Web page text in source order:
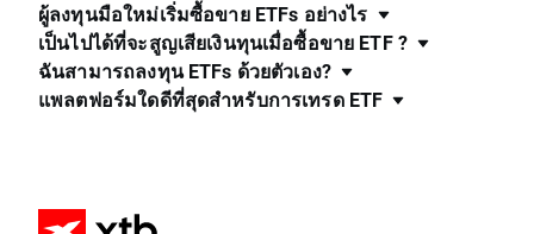
ผู้ลงทุนมือใหม่เริ่มซื้อขาย ETFs อย่างไร
เป็นไปได้ที่จะสูญเสียเงินทุนเมื่อซื้อขาย ETF ?
ฉันสามารถลงทุน ETFs ด้วยตัวเอง?
แพลตฟอร์มใดดีที่สุดสำหรับการเทรด ETF